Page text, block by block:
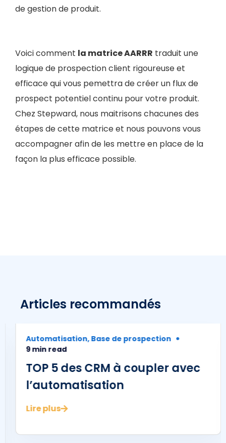
de gestion de produit.
Voici comment la matrice AARRR traduit une
logique de prospection client rigoureuse et
efficace qui vous pemettra de créer un flux de
prospect potentiel continu pour votre produit.
Chez Stepward, nous maitrisons chacunes des
étapes de cette matrice et nous pouvons vous
accompagner afin de les mettre en place de la
façon la plus efficace possible.
Articles recommandés
Automatisation,Base de prospection
9 min read
TOP 5 des CRM à coupler avec
l’automatisation
Lire plus